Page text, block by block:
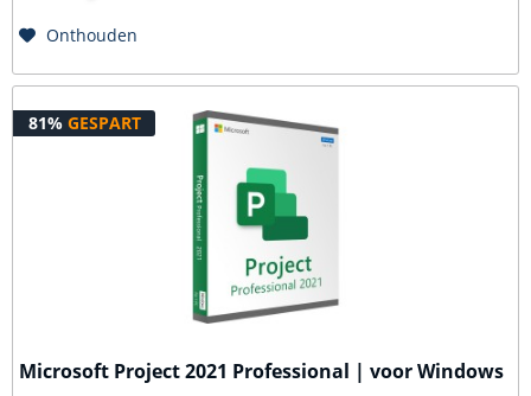
Onthouden
81% GESPART
Microsoft Project 2021 Professional | voor Windows